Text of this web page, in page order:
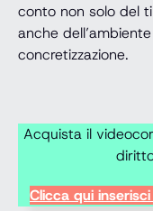
conto non solo del
anche
concretizzazione.
Acquista il
Clicca qui